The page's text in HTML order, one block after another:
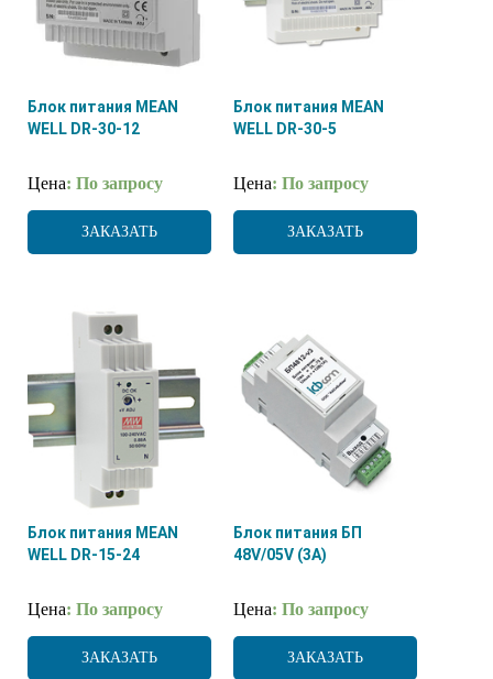
Блок питания MEAN
WELL DR-30-12
Цена: По запросу
ЗАКАЗАТЬ
Блок питания MEAN
WELL DR-30-5
Цена: По запросу
ЗАКАЗАТЬ
Блок питания MEAN
WELL DR-15-24
Цена: По запросу
ЗАКАЗАТЬ
Блок питания БП
48V/05V (3A)
Цена: По запросу
ЗАКАЗАТЬ